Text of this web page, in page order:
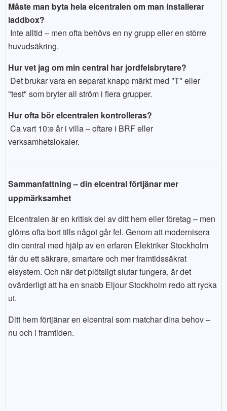
Måste man byta hela elcentralen om man installerar
laddbox?
Inte alltid – men ofta behövs en ny grupp eller en större
huvudsäkring.
Hur vet jag om min central har jordfelsbrytare?
Det brukar vara en separat knapp märkt med "T" eller
"test" som bryter all ström i flera grupper.
Hur ofta bör elcentralen kontrolleras?
Ca vart 10:e år i villa – oftare i BRF eller
verksamhetslokaler.
Sammanfattning – din elcentral förtjänar mer
uppmärksamhet
Elcentralen är en kritisk del av ditt hem eller företag – men
glöms ofta bort tills något går fel. Genom att modernisera
din central med hjälp av en erfaren Elektriker Stockholm
får du ett säkrare, smartare och mer framtidssäkrat
elsystem. Och när det plötsligt slutar fungera, är det
ovärderligt att ha en snabb Eljour Stockholm redo att rycka
ut.
Ditt hem förtjänar en elcentral som matchar dina behov –
nu och i framtiden.